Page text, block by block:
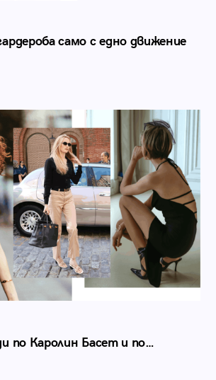
само с едно движение
по Каролин Басет и по…